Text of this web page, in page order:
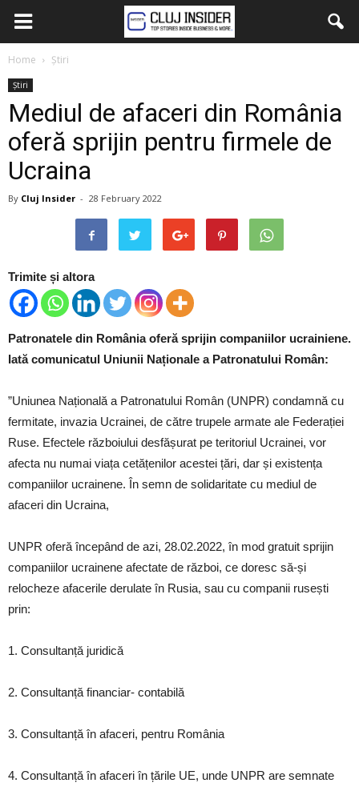
Home Știri
Știri
Mediul de afaceri din România
oferă sprijin pentru firmele de
Ucraina
By Cluj Insider - 28 February 2022
Trimite și altora
Patronatele din România oferă sprijin companiilor ucrainiene.
Iată comunicatul Uniunii Naționale a Patronatului Român:
”Uniunea Națională a Patronatului Român (UNPR) condamnă cu
fermitate, invazia Ucrainei, de către trupele armate ale Federației
Ruse. Efectele războiului desfășurat pe teritoriul Ucrainei, vor
afecta nu numai viața cetățenilor acestei țări, dar și existența
companiilor ucrainene. În semn de solidaritate cu mediul de
afaceri din Ucraina,
UNPR oferă începând de azi, 28.02.2022, în mod gratuit sprijin
companiilor ucrainene afectate de război, ce doresc să-și
relocheze afacerile derulate în Rusia, sau cu companii rusești
prin:
1. Consultanță juridică
2. Consultanță financiar- contabilă
3. Consultanță în afaceri, pentru România
4. Consultanță în afaceri în țările UE, unde UNPR are semnate